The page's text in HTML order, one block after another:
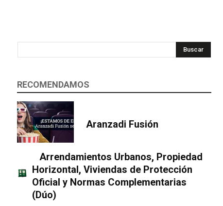
Buscar
RECOMENDAMOS
Aranzadi Fusión
Arrendamientos Urbanos, Propiedad
Horizontal, Viviendas de Protección
Oficial y Normas Complementarias
(Dúo)